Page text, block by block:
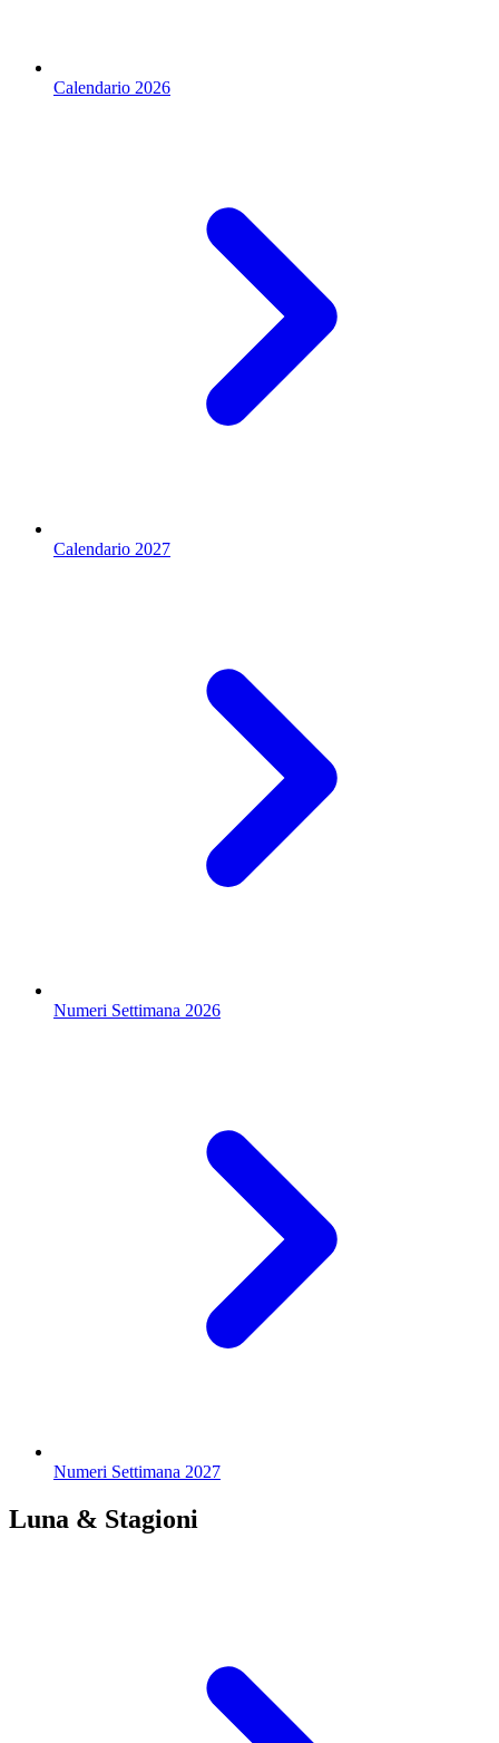
Calendario 2026
Calendario 2027
Numeri Settimana 2026
Numeri Settimana 2027
Luna & Stagioni